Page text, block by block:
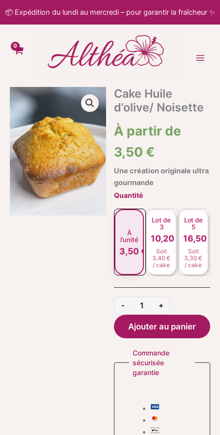
📦 Expédition du lundi au mercredi – pour garantir la fraîcheur ✨
au
Cake Huile
d’olive/ Noisette
À partir de
3,50 €
Une création originale ultra
gourmande
Quantité
À
l'unité
3,50 €
Lot de
3
10,20
Soit
3,40 €
/ cake
Lot de
5
16,50
Soit
3,30 €
/ cake
-
quantité
de
Cake
Huile
d'olive/
Noisette
+
Ajouter au panier
Commande
sécurisée
garantie